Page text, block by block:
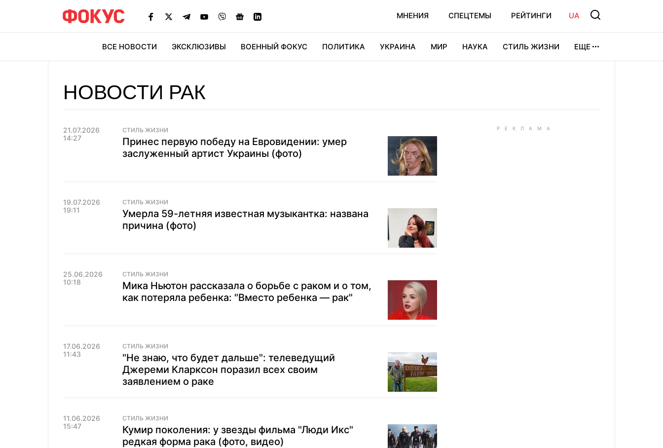
МНЕНИЯ СПЕЦТЕМЫ РЕЙТИНГИ UA
ВСЕ НОВОСТИ ЭКСКЛЮЗИВЫ ВОЕННЫЙ ФОКУС ПОЛИТИКА УКРАИНА МИР НАУКА СТИЛЬ ЖИЗНИ ЕЩЕ
НОВОСТИ РАК
21.07.2026
14:27
СТИЛЬ ЖИЗНИ
Принес первую победу на Евровидении: умер
заслуженный артист Украины (фото)
19.07.2026
19:11
СТИЛЬ ЖИЗНИ
Умерла 59-летняя известная музыкантка: названа
причина (фото)
25.06.2026
10:18
СТИЛЬ ЖИЗНИ
Мика Ньютон рассказала о борьбе с раком и о том,
как потеряла ребенка: "Вместо ребенка — рак"
17.06.2026
11:43
СТИЛЬ ЖИЗНИ
"Не знаю, что будет дальше": телеведущий
Джереми Кларксон поразил всех своим
заявлением о раке
11.06.2026
15:47
СТИЛЬ ЖИЗНИ
Кумир поколения: у звезды фильма "Люди Икс"
редкая форма рака (фото, видео)